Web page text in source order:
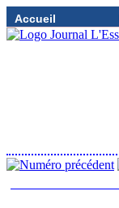
Accueil